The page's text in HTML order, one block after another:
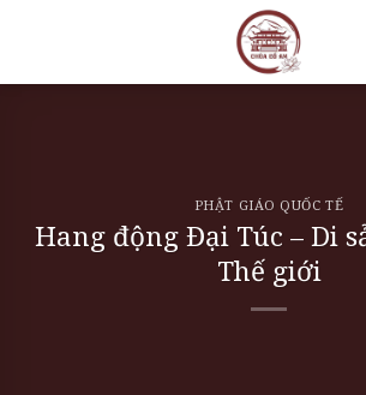
PHẬT GIÁO QUỐC TẾ
Hang động Đại Túc – Di
Thế giới